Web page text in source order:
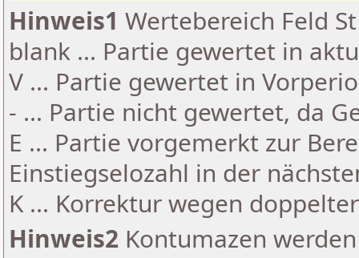
Hinweis1 Wertebereich Feld
blank ... Partie gewertet in
V ... Partie gewertet in
- ... Partie nicht gewertet, da
E ... Partie vorgemerkt zur
Einstiegselozahl in der
K ... Korrektur wegen
Hinweis2 Kontumazen